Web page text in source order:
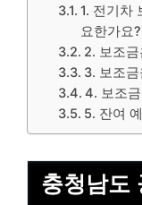
1. 전기차
요한가요?
2. 보조
3. 보조
4. 보조
5. 잔여
충청남도